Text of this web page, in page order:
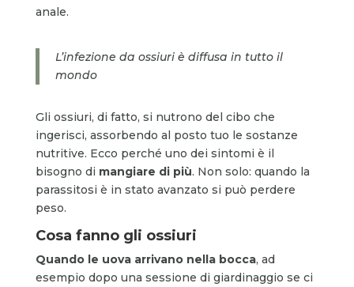
anale.
L’infezione da ossiuri è diffusa in tutto il
mondo
Gli ossiuri, di fatto, si nutrono del cibo che
ingerisci, assorbendo al posto tuo le sostanze
nutritive. Ecco perché uno dei sintomi è il
bisogno di mangiare di più. Non solo: quando la
parassitosi è in stato avanzato si può perdere
peso.
Cosa fanno gli ossiuri
Quando le uova arrivano nella bocca, ad
esempio dopo una sessione di giardinaggio se ci